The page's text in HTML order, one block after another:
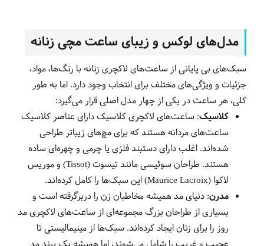
مدل‌های لوکس و زیبای ساعت مچی زنانه
سبک‌های بی پایانی از ساعت‌های لاکچری زنانه با رنگ‌ها، مواد،
جزئیات و ویژگی‌های مختلف برای انتخاب وجود دارد. اما به طور
کلی، هر ساعت در یکی از چهار مدل اصلی قرار می‌گیرد:
کلاسیک: ساعت‌های لاکچری کلاسیک دارای عناصر کلاسیک
ساعت‌های مردانه هستند که برای مچ‌های زیباتر طراحی
شده‌اند. اغلب دارای دستبند فلزی یا چرمی و چهره‌ای ساده
هستند. طراحان سوئیسی مانند تیسوت (Tissot) و موریس
لاکوا (Maurice Lacroix) این سبک‌ها را کامل کرده‌اند.
مدرن: دنیای مد همیشه مخاطبان زن را دربرگرفته است و
بسیاری از طراحان بزرگ مجموعه‌ای از ساعت‌های لاکچری مد
روز را برای زنان ایجاد کرده‌اند. سبک‌ها از مینیمالیستی تا